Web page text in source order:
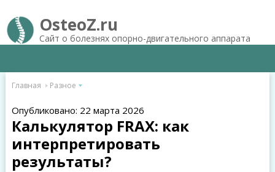
OsteoZ.ru
Сайт о болезнях опорно-двигательного аппарата
Главная Разное
Опубликовано: 22 марта 2026
Калькулятор FRAX: как
интерпретировать
результаты?